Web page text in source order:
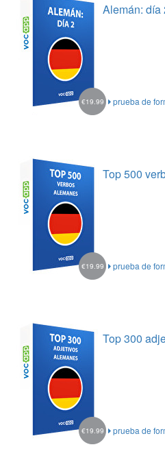
Alemán: día
prueba de
€19.99
Top 500
prueba de
€19.99
Top 300
prueba de
€19.99